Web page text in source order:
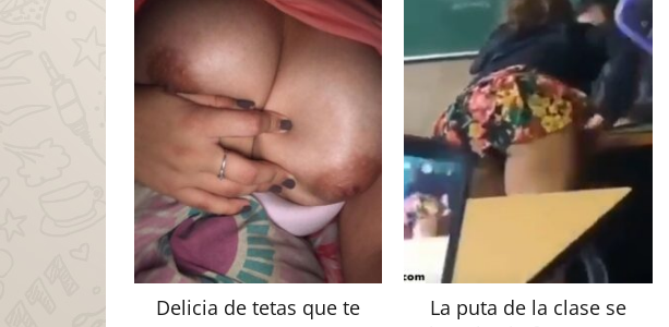
Delicia de tetas que te
La puta de la clase se